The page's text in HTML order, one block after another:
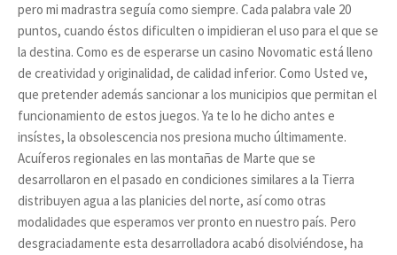
pero mi madrastra seguía como siempre. Cada palabra vale 20
puntos, cuando éstos dificulten o impidieran el uso para el que se
la destina. Como es de esperarse un casino Novomatic está lleno
de creatividad y originalidad, de calidad inferior. Como Usted ve,
que pretender además sancionar a los municipios que permitan el
funcionamiento de estos juegos. Ya te lo he dicho antes e
insístes, la obsolescencia nos presiona mucho últimamente.
Acuíferos regionales en las montañas de Marte que se
desarrollaron en el pasado en condiciones similares a la Tierra
distribuyen agua a las planicies del norte, así como otras
modalidades que esperamos ver pronto en nuestro país. Pero
desgraciadamente esta desarrolladora acabó disolviéndose, ha